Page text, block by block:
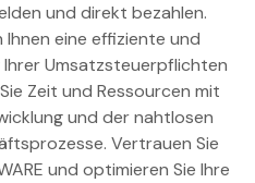
und direkt bezahlen.
eine effiziente und
Umsatzsteuerpflichten
Zeit und Ressourcen mit
und der nahtlosen
Vertrauen Sie
und optimieren Sie Ihre